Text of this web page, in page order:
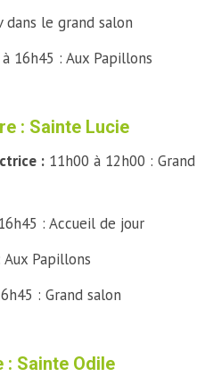
dans le grand salon
à 16h45 : Aux Papillons
: Sainte Lucie
: 11h00 à 12h00 : Grand
: Accueil de jour
Papillons
: Grand salon
: Sainte Odile